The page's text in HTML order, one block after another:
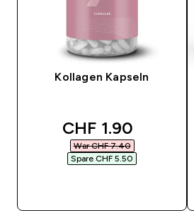
Kollagen Kapseln
discounted price
CHF 1.90‎
War CHF 7.40‎
Spare CHF 5.50‎